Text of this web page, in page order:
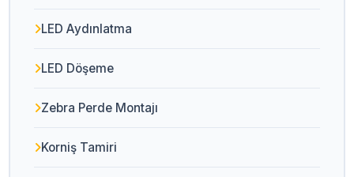
LED Aydınlatma
LED Döşeme
Zebra Perde Montajı
Korniş Tamiri